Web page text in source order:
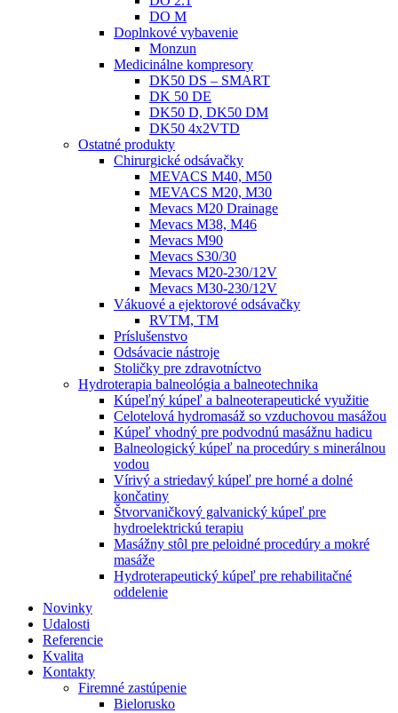
DO M
Doplnkové vybavenie
Monzun
Medicinálne kompresory
DK50 DS – SMART
DK 50 DE
DK50 D, DK50 DM
DK50 4x2VTD
Ostatné produkty
Chirurgické odsávačky
MEVACS M40, M50
MEVACS M20, M30
Mevacs M20 Drainage
Mevacs M38, M46
Mevacs M90
Mevacs S30/30
Mevacs M20-230/12V
Mevacs M30-230/12V
Vákuové a ejektorové odsávačky
RVTM, TM
Príslušenstvo
Odsávacie nástroje
Stoličky pre zdravotníctvo
Hydroterapia balneológia a balneotechnika
Kúpeľný kúpeľ a balneoterapeutické využitie
Celotelová hydromasáž so vzduchovou masážou
Kúpeľ vhodný pre podvodnú masážnu hadicu
Balneologický kúpeľ na procedúry s minerálnou
vodou
Vírivý a striedavý kúpeľ pre horné a dolné
končatiny
Štvorvaničkový galvanický kúpeľ pre
hydroelektrickú terapiu
Masážny stôl pre peloidné procedúry a mokré
masáže
Hydroterapeutický kúpeľ pre rehabilitačné
oddelenie
Novinky
Udalosti
Referencie
Kvalita
Kontakty
Firemné zastúpenie
Bielorusko